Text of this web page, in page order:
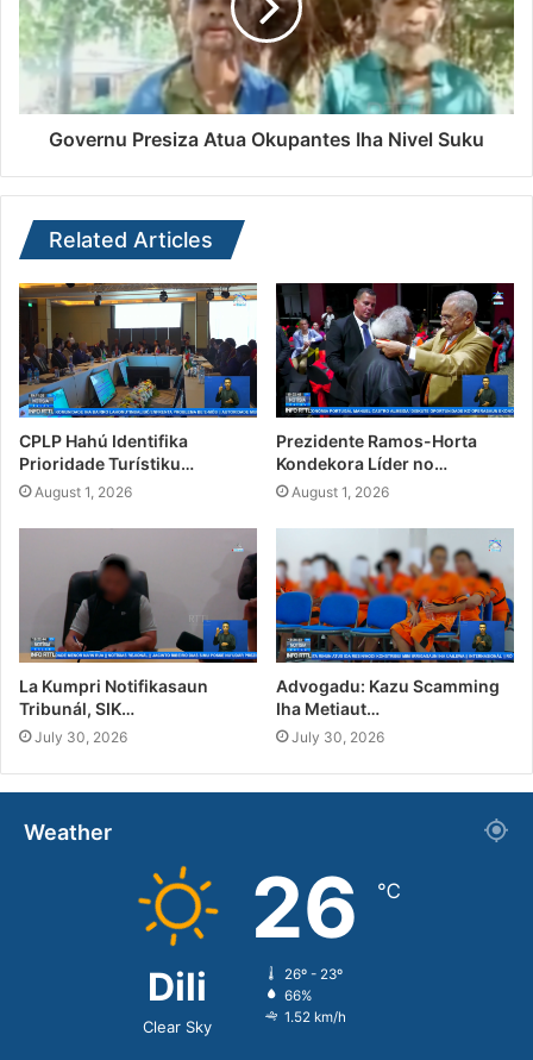
Governu Presiza Atua Okupantes Iha Nivel Suku
Related Articles
CPLP Hahú Identifika
Prioridade Turístiku…
August 1, 2026
Prezidente Ramos-Horta
Kondekora Líder no…
August 1, 2026
La Kumpri Notifikasaun
Tribunál, SIK…
July 30, 2026
Advogadu: Kazu Scamming
Iha Metiaut…
July 30, 2026
Weather
Dili
Clear Sky
26 ℃
26º - 23º
66%
1.52 km/h